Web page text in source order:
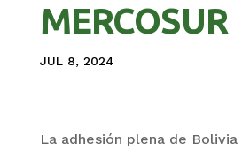
MERCOSUR
JUL 8, 2024
La adhesión plena de